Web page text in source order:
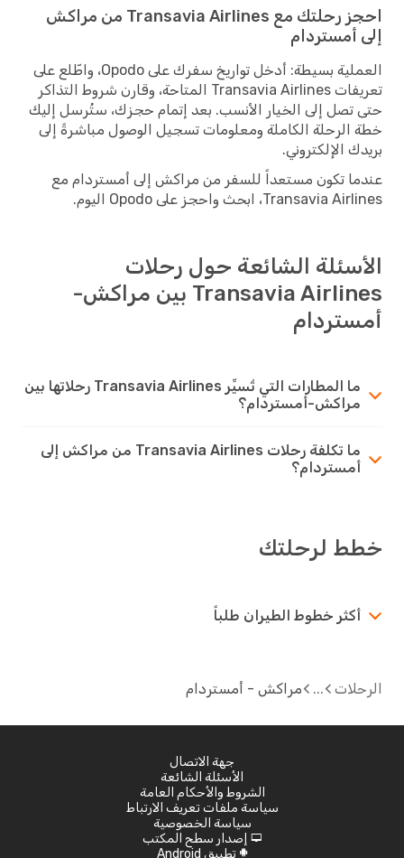
احجز رحلتك مع Transavia Airlines من مراكش
إلى أمستردام
العملية بسيطة: أدخل تواريخ سفرك على Opodo، واطّلع على
تعريفات Transavia Airlines المتاحة، وقارن شروط التذاكر
حتى تصل إلى الخيار الأنسب. بعد إتمام حجزك، ستُرسل إليك
خطة الرحلة الكاملة ومعلومات تسجيل الوصول مباشرةً إلى
بريدك الإلكتروني.
عندما تكون مستعداً للسفر من مراكش إلى أمستردام مع
Transavia Airlines، ابحث واحجز على Opodo اليوم.
الأسئلة الشائعة حول رحلات
Transavia Airlines بين مراكش-
أمستردام
ما المطارات التي تُسيِّر Transavia Airlines رحلاتها بين
مراكش-أمستردام؟
ما تكلفة رحلات Transavia Airlines من مراكش إلى
أمستردام؟
خطط لرحلتك
أكثر خطوط الطيران طلباً
الرحلات مراكش - أمستردام
جهة الاتصال
الأسئلة الشائعة
الشروط والأحكام العامة
سياسة ملفات تعريف الارتباط
سياسة الخصوصية
d إصدار سطح المكتب
A تطبيق Android